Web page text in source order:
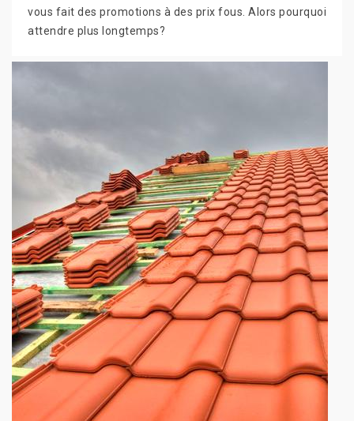
vous fait des promotions à des prix fous. Alors pourquoi
attendre plus longtemps?